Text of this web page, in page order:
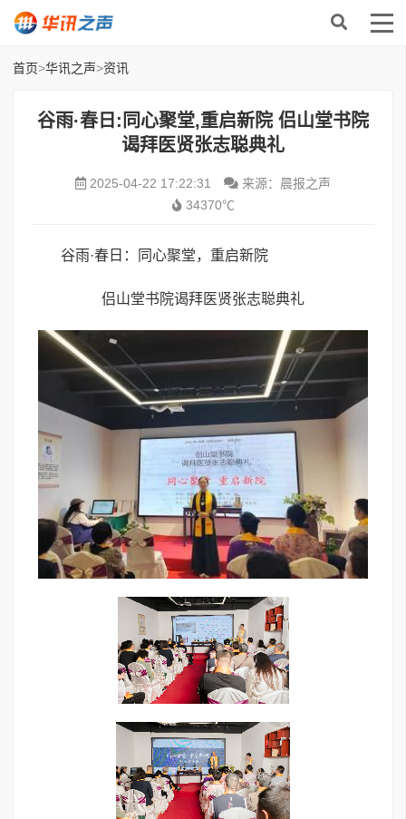
首页>华讯之声>资讯
谷雨·春日:同心聚堂,重启新院 侣山堂书院
谒拜医贤张志聪典礼
2025-04-22 17:22:31
来源：晨报之声
34370℃
谷雨·春日：同心聚堂，重启新院
侣山堂书院谒拜医贤张志聪典礼